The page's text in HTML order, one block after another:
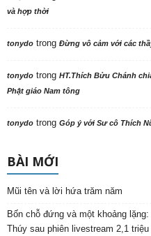
và hợp thời
tonydo trong Đừng vô cảm với các
tonydo trong HT.Thích Bửu Chánh
Phật giáo Nam tông
tonydo trong Góp ý với Sư cô Thích
BÀI MỚI
Mũi tên và lời hứa trăm năm
Bốn chỗ đứng và một khoảng
Thúy sau phiên livestream 2,1